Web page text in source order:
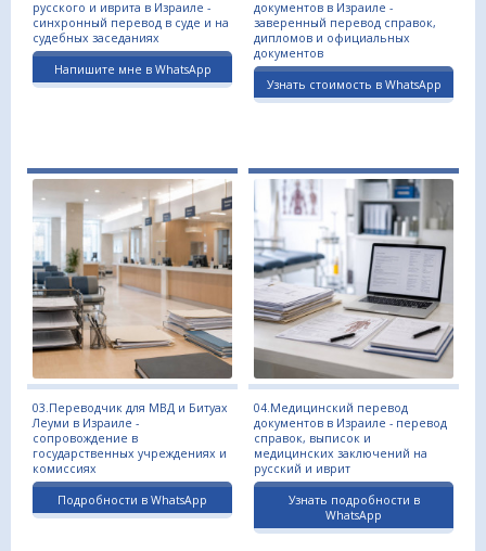
русского и иврита в Израиле -
синхронный перевод в суде и на
судебных заседаниях
Напишите мне в WhatsApp
документов в Израиле -
заверенный перевод справок,
дипломов и официальных
документов
Узнать стоимость в WhatsApp
03.Переводчик для МВД и Битуах
Леуми в Израиле -
сопровождение в
государственных учреждениях и
комиссиях
Подробности в WhatsApp
04.Медицинский перевод
документов в Израиле - перевод
справок, выписок и
медицинских заключений на
русский и иврит
Узнать подробности в
WhatsApp